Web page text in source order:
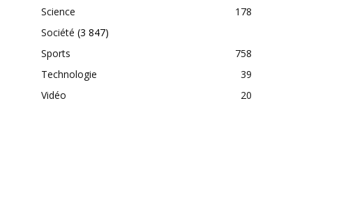
Science
178
Société (3 847)
Sports
758
Technologie
39
Vidéo
20